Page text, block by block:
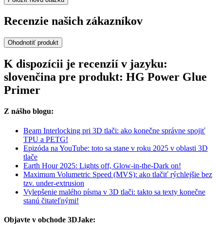
Recenzie našich zákazníkov
Ohodnotiť produkt
K dispozícii je recenzií v jazyku:
slovenčina pre produkt: HG Power Glue
Primer
Z nášho blogu:
Beam Interlocking pri 3D tlači: ako konečne správne spojiť
TPU a PETG!
Epizóda na YouTube: toto sa stane v roku 2025 v oblasti 3D
tlače
Earth Hour 2025: Lights off, Glow-in-the-Dark on!
Maximum Volumetric Speed (MVS): ako tlačiť rýchlejšie bez
tzv. under-extrusion
Vylepšenie malého písma v 3D tlači: takto sa texty konečne
stanú čitateľnými!
Objavte v obchode 3DJake: